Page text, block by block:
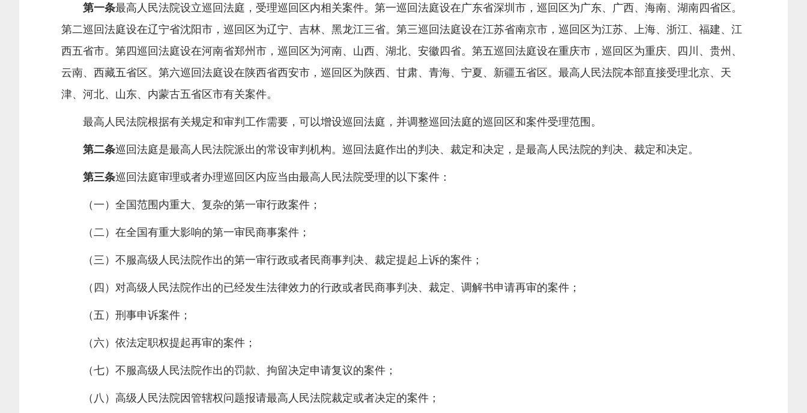
第一条最高人民法院设立巡回法庭，受理巡回区内相关案件。第一巡回法庭设在广东省深圳市，巡回区为广东、广西、海南、湖南四省区。
第二巡回法庭设在辽宁省沈阳市，巡回区为辽宁、吉林、黑龙江三省。第三巡回法庭设在江苏省南京市，巡回区为江苏、上海、浙江、福建、江
西五省市。第四巡回法庭设在河南省郑州市，巡回区为河南、山西、湖北、安徽四省。第五巡回法庭设在重庆市，巡回区为重庆、四川、贵州、
云南、西藏五省区。第六巡回法庭设在陕西省西安市，巡回区为陕西、甘肃、青海、宁夏、新疆五省区。最高人民法院本部直接受理北京、天
津、河北、山东、内蒙古五省区市有关案件。
最高人民法院根据有关规定和审判工作需要，可以增设巡回法庭，并调整巡回法庭的巡回区和案件受理范围。
第二条巡回法庭是最高人民法院派出的常设审判机构。巡回法庭作出的判决、裁定和决定，是最高人民法院的判决、裁定和决定。
第三条巡回法庭审理或者办理巡回区内应当由最高人民法院受理的以下案件：
（一）全国范围内重大、复杂的第一审行政案件；
（二）在全国有重大影响的第一审民商事案件；
（三）不服高级人民法院作出的第一审行政或者民商事判决、裁定提起上诉的案件；
（四）对高级人民法院作出的已经发生法律效力的行政或者民商事判决、裁定、调解书申请再审的案件；
（五）刑事申诉案件；
（六）依法定职权提起再审的案件；
（七）不服高级人民法院作出的罚款、拘留决定申请复议的案件；
（八）高级人民法院因管辖权问题报请最高人民法院裁定或者决定的案件；